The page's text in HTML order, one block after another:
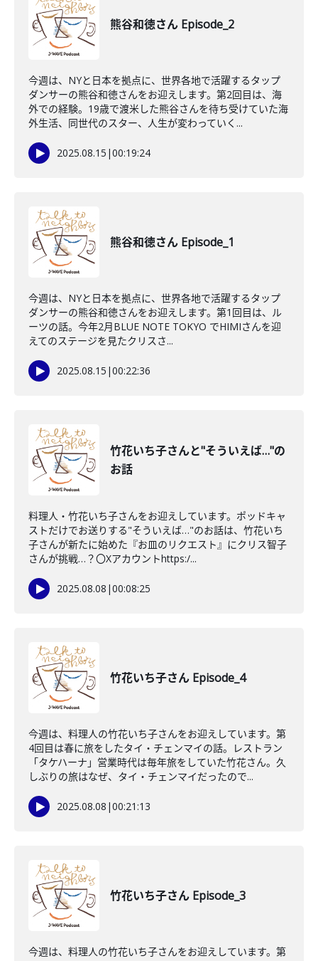
熊谷和徳さん Episode_2
今週は、NYと日本を拠点に、世界各地で活躍するタップ
ダンサーの熊谷和徳さんをお迎えします。第2回目は、海
外での経験。19歳で渡米した熊谷さんを待ち受けていた海
外生活、同世代のスター、人生が変わっていく...
2025.08.15 |00:19:24
熊谷和徳さん Episode_1
今週は、NYと日本を拠点に、世界各地で活躍するタップ
ダンサーの熊谷和徳さんをお迎えします。第1回目は、ル
ーツの話。今年2月BLUE NOTE TOKYO でHIMIさんを迎
えてのステージを見たクリスさ...
2025.08.15 |00:22:36
竹花いち子さんと"そういえば…"の
お話
料理人・竹花いち子さんをお迎えしています。ポッドキャ
ストだけでお送りする"そういえば…"のお話は、竹花いち
子さんが新たに始めた『お皿のリクエスト』にクリス智子
さんが挑戦…？〇Xアカウントhttps:/...
2025.08.08 |00:08:25
竹花いち子さん Episode_4
今週は、料理人の竹花いち子さんをお迎えしています。第
4回目は春に旅をしたタイ・チェンマイの話。レストラン
「タケハーナ」営業時代は毎年旅をしていた竹花さん。久
しぶりの旅はなぜ、タイ・チェンマイだったので...
2025.08.08 |00:21:13
竹花いち子さん Episode_3
今週は、料理人の竹花いち子さんをお迎えしています。第